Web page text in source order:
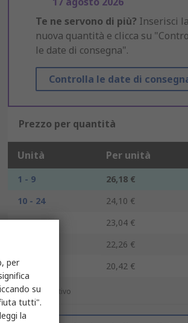
Te ne servono di più? Inserisci la
nuova quantità e clicca su
le date di consegna".
Controlla le date di
Prezzo per quantità
Unità Per unità
1 - 9
26,18 €
10 - 24
24,10 €
25 - 49
23,04 €
22,26 €
100 +
20,42 €
*prezzo indicativo
per
su
tutti".
la